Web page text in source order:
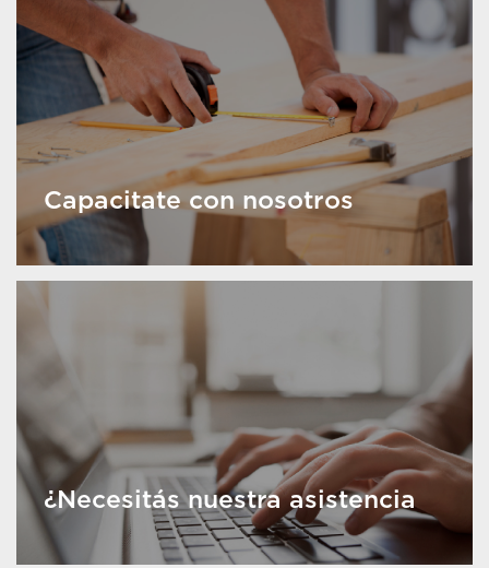
Capacitate con nosotros
¿Necesitás nuestra asistencia